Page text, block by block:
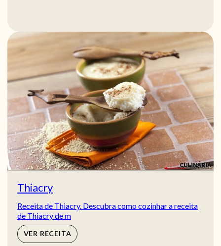
Thiacry
Receita de Thiacry. Descubra como cozinhar a receita
de Thiacry de m
VER RECEITA